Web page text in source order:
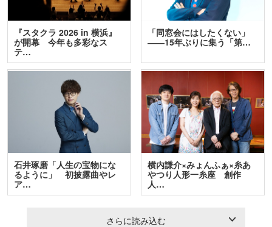
『スタクラ 2026 in 横浜』
が開幕 今年も多彩なス
テ…
「同窓会にはしたくない」
――15年ぶりに集う「第…
石井琢磨「人生の宝物にな
るように」 初披露曲やレ
ア…
横内謙介×みょんふぁ×糸あ
やつり人形一糸座 創作
人…
さらに読み込む